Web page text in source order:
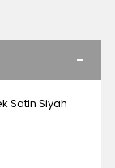
Satin Siyah